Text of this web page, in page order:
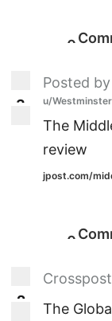
00
33
Posted by
u/
The
review
jpost.com/
00
22
The